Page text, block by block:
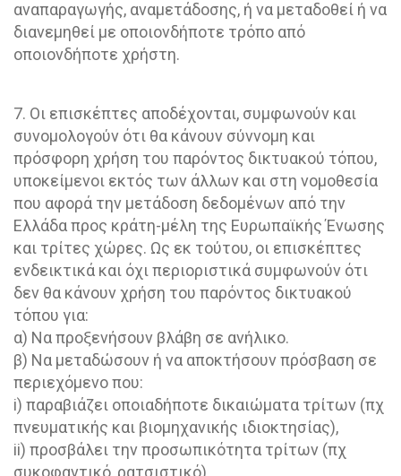
αναπαραγωγής, αναμετάδοσης, ή να μεταδοθεί ή να
διανεμηθεί με οποιονδήποτε τρόπο από
οποιονδήποτε χρήστη.
7. Οι επισκέπτες αποδέχονται, συμφωνούν και
συνομολογούν ότι θα κάνουν σύννομη και
πρόσφορη χρήση του παρόντος δικτυακού τόπου,
υποκείμενοι εκτός των άλλων και στη νομοθεσία
που αφορά την μετάδοση δεδομένων από την
Ελλάδα προς κράτη-μέλη της Ευρωπαϊκής Ένωσης
και τρίτες χώρες. Ως εκ τούτου, οι επισκέπτες
ενδεικτικά και όχι περιοριστικά συμφωνούν ότι
δεν θα κάνουν χρήση του παρόντος δικτυακού
τόπου για:
α) Να προξενήσουν βλάβη σε ανήλικο.
β) Να μεταδώσουν ή να αποκτήσουν πρόσβαση σε
περιεχόμενο που:
i) παραβιάζει οποιαδήποτε δικαιώματα τρίτων (πχ
πνευματικής και βιομηχανικής ιδιοκτησίας),
ii) προσβάλει την προσωπικότητα τρίτων (πχ
συκοφαντικό, ρατσιστικό),